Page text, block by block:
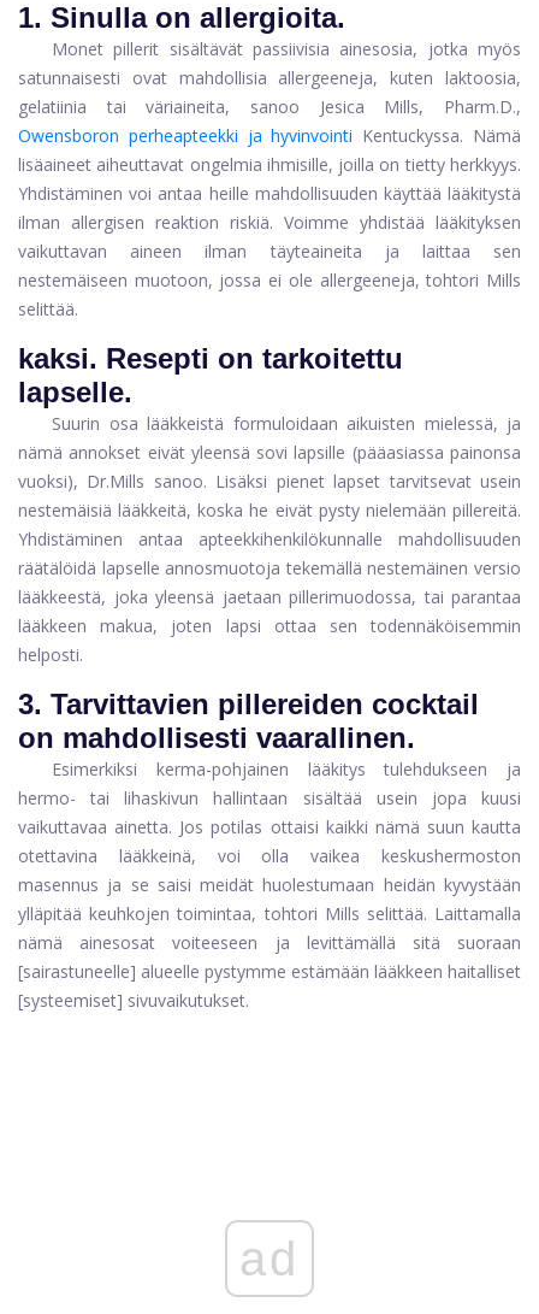
1. Sinulla on allergioita.
Monet pillerit sisältävät passiivisia ainesosia, jotka myös
satunnaisesti ovat mahdollisia allergeeneja, kuten laktoosia,
gelatiinia tai väriaineita, sanoo Jesica Mills, Pharm.D.,
Owensboron perheapteekki ja hyvinvointi Kentuckyssa. Nämä
lisäaineet aiheuttavat ongelmia ihmisille, joilla on tietty herkkyys.
Yhdistäminen voi antaa heille mahdollisuuden käyttää lääkitystä
ilman allergisen reaktion riskiä. Voimme yhdistää lääkityksen
vaikuttavan aineen ilman täyteaineita ja laittaa sen
nestemäiseen muotoon, jossa ei ole allergeeneja, tohtori Mills
selittää.
kaksi. Resepti on tarkoitettu
lapselle.
Suurin osa lääkkeistä formuloidaan aikuisten mielessä, ja
nämä annokset eivät yleensä sovi lapsille (pääasiassa painonsa
vuoksi), Dr.Mills sanoo. Lisäksi pienet lapset tarvitsevat usein
nestemäisiä lääkkeitä, koska he eivät pysty nielemään pillereitä.
Yhdistäminen antaa apteekkihenkilökunnalle mahdollisuuden
räätälöidä lapselle annosmuotoja tekemällä nestemäinen versio
lääkkeestä, joka yleensä jaetaan pillerimuodossa, tai parantaa
lääkkeen makua, joten lapsi ottaa sen todennäköisemmin
helposti.
3. Tarvittavien pillereiden cocktail
on mahdollisesti vaarallinen.
Esimerkiksi kerma-pohjainen lääkitys tulehdukseen ja
hermo- tai lihaskivun hallintaan sisältää usein jopa kuusi
vaikuttavaa ainetta. Jos potilas ottaisi kaikki nämä suun kautta
otettavina lääkkeinä, voi olla vaikea keskushermoston
masennus ja se saisi meidät huolestumaan heidän kyvystään
ylläpitää keuhkojen toimintaa, tohtori Mills selittää. Laittamalla
nämä ainesosat voiteeseen ja levittämällä sitä suoraan
[sairastuneelle] alueelle pystymme estämään lääkkeen haitalliset
[systeemiset] sivuvaikutukset.
ad